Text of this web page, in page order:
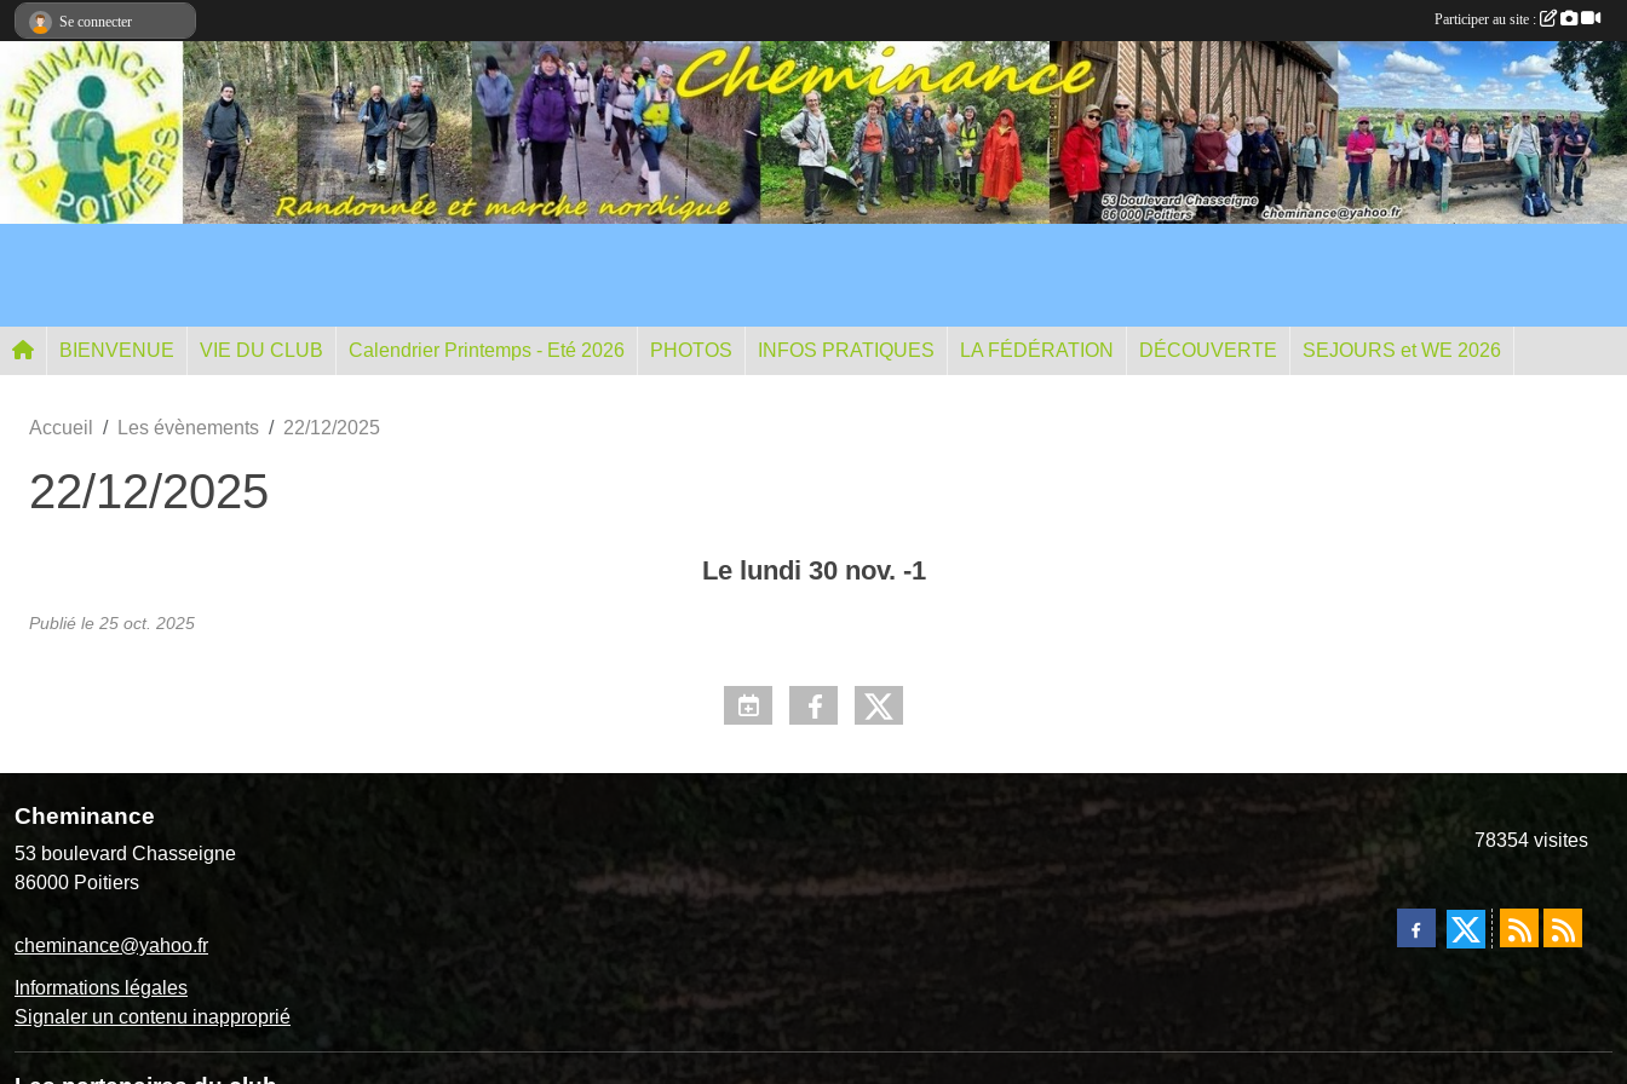
BIENVENUE VIE DU CLUB Calendrier Printemps - Eté 2026 PHOTOS INFOS PRATIQUES LA FÉDÉRATION DÉCOUVERTE SEJOURS et WE 2026
Accueil Les évènements 22/12/2025
22/12/2025
Le lundi 30 nov. -1
Publié le 25 oct. 2025
Cheminance
53 boulevard Chasseigne
86000 Poitiers
cheminance@yahoo.fr
Informations légales
Signaler un contenu inapproprié
78354 visites
Se connecter Participer au site :
Panneau de gestion des cookies